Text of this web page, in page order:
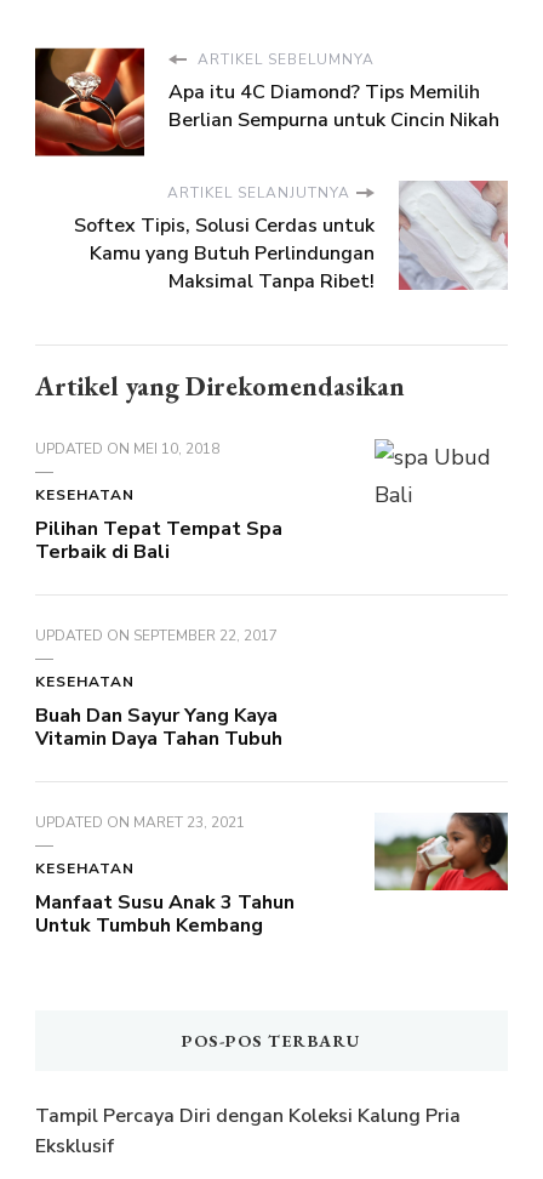
ARTIKEL SEBELUMNYA
Apa itu 4C Diamond? Tips Memilih
Berlian Sempurna untuk Cincin Nikah
ARTIKEL SELANJUTNYA
Softex Tipis, Solusi Cerdas untuk
Kamu yang Butuh Perlindungan
Maksimal Tanpa Ribet!
Artikel yang Direkomendasikan
UPDATED ON MEI 10, 2018
KESEHATAN
Pilihan Tepat Tempat Spa
Terbaik di Bali
UPDATED ON SEPTEMBER 22, 2017
KESEHATAN
Buah Dan Sayur Yang Kaya
Vitamin Daya Tahan Tubuh
UPDATED ON MARET 23, 2021
KESEHATAN
Manfaat Susu Anak 3 Tahun
Untuk Tumbuh Kembang
POS-POS TERBARU
Tampil Percaya Diri dengan Koleksi Kalung Pria
Eksklusif